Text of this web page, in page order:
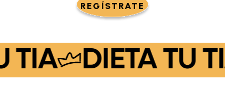
REGÍSTRATE
TIA DIETA TU